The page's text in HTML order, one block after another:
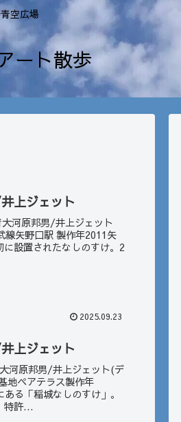
空広場
ート散歩
上ジェット
河原邦男/井上ジェット
矢野口駅 製作年2011矢
設置されたなしのすけ。2
2025.09.23
上ジェット
河原邦男/井上ジェット(デ
地ペアテラス製作年
る「稲城なしのすけ」。
特許...